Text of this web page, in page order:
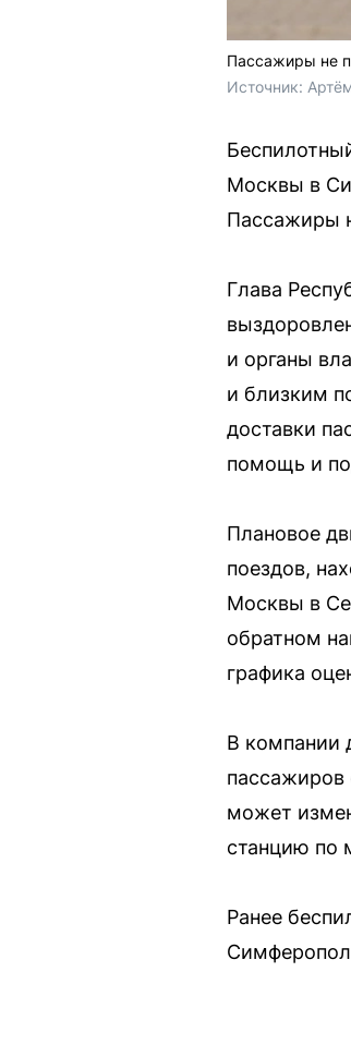
Пассажиры не
Источник:
Москвы в
Пассажиры
Глава
и органы
и близким
доставки
помощь и
Плановое
поездов,
Москвы в
обратном
графика
В компании
может
станцию по
Ранее